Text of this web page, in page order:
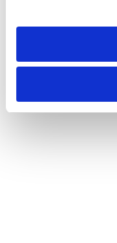
need to be set again.